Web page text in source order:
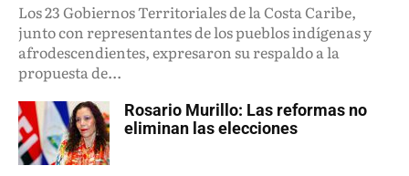
Los 23 Gobiernos Territoriales de la Costa Caribe,
junto con representantes de los pueblos indígenas y
afrodescendientes, expresaron su respaldo a la
propuesta de...
Rosario Murillo: Las reformas no
eliminan las elecciones